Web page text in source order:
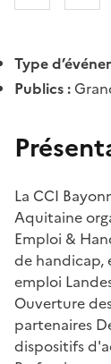
Type
Publics :
La CCI
Aquitaine
Emploi &
de handicap,
emploi
Ouverture
partenaires
dispositifs